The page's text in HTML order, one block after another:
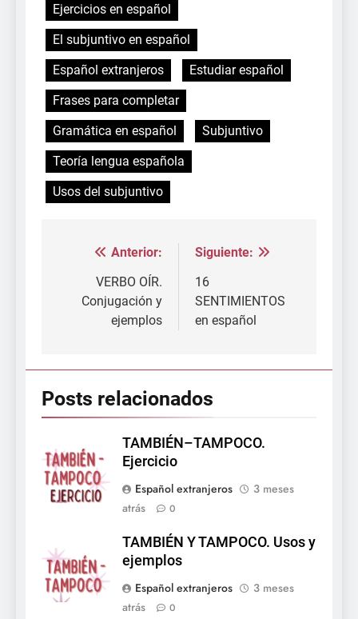
Ejercicios en español
El subjuntivo en español
Español extranjeros
Estudiar español
Frases para completar
Gramática en español
Subjuntivo
Teoría lengua española
Usos del subjuntivo
Navegación
entradas
Anterior:
VERBO OÍR.
Conjugación y
ejemplos
Siguiente:
16
SENTIMIENTOS
en español
Posts relacionados
TAMBIÉN–TAMPOCO.
Ejercicio
Español extranjeros
3 meses
atrás
0
TAMBIÉN Y TAMPOCO. Usos y
ejemplos
Español extranjeros
3 meses
atrás
0